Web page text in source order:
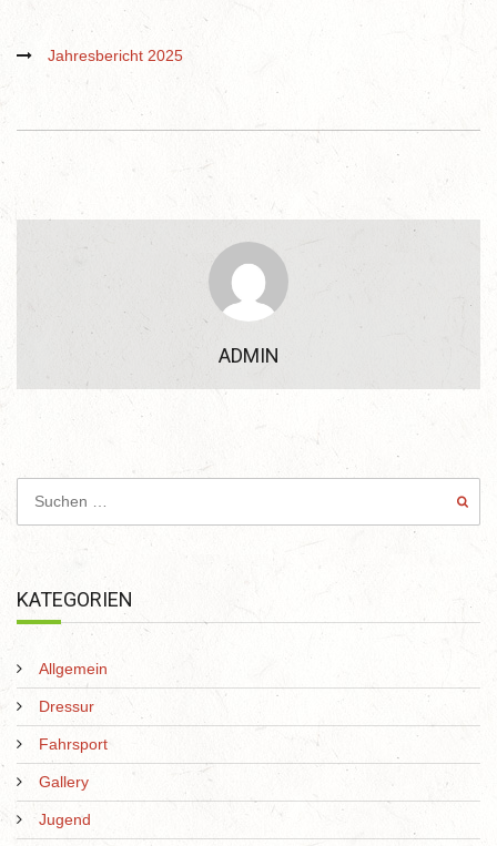
Jahresbericht 2025
ADMIN
KATEGORIEN
Allgemein
Dressur
Fahrsport
Gallery
Jugend